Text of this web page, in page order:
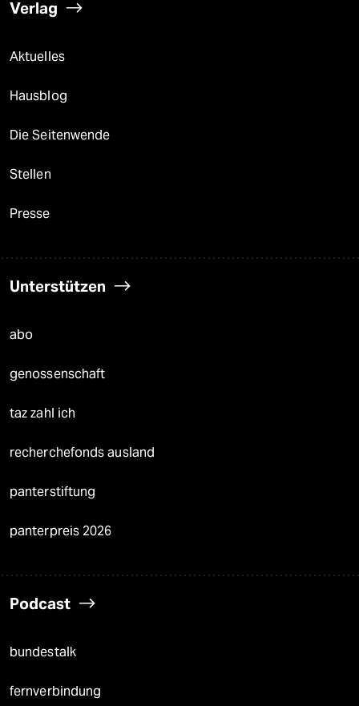
Verlag
Aktuelles
Hausblog
Die Seitenwende
Stellen
Presse
Unterstützen
abo
genossenschaft
taz zahl ich
recherchefonds ausland
panterstiftung
panterpreis 2026
Podcast
bundestalk
fernverbindung